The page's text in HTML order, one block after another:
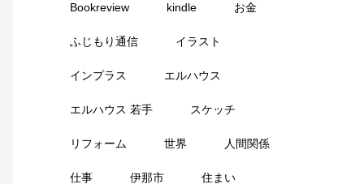
Bookreview kindle お金
ふじもり通信 イラスト
インプラス エルハウス
エルハウス 若手 スケッチ
リフォーム 世界 人間関係
仕事 伊那市 住まい